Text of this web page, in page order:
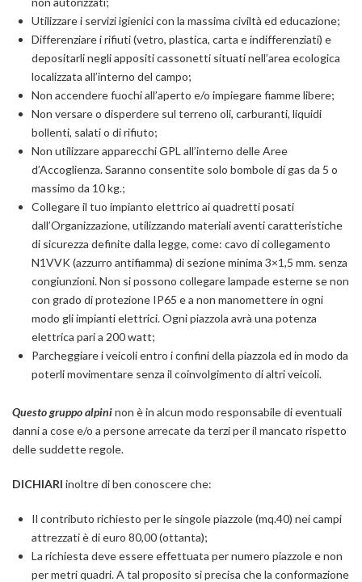
Utilizzare i servizi igienici con la massima civiltà ed educazione;
Differenziare i rifiuti (vetro, plastica, carta e indifferenziati) e
depositarli negli appositi cassonetti situati nell’area ecologica
localizzata all’interno del campo;
Non accendere fuochi all’aperto e/o impiegare fiamme libere;
Non versare o disperdere sul terreno oli, carburanti, liquidi
bollenti, salati o di rifiuto;
Non utilizzare apparecchi GPL all’interno delle Aree
d’Accoglienza. Saranno consentite solo bombole di gas da 5 o
massimo da 10 kg.;
Collegare il tuo impianto elettrico ai quadretti posati
dall’Organizzazione, utilizzando materiali aventi caratteristiche
di sicurezza definite dalla legge, come: cavo di collegamento
N1VVK (azzurro antifiamma) di sezione minima 3×1,5 mm. senza
congiunzioni. Non si possono collegare lampade esterne se non
con grado di protezione IP65 e a non manomettere in ogni
modo gli impianti elettrici. Ogni piazzola avrà una potenza
elettrica pari a 200 watt;
Parcheggiare i veicoli entro i confini della piazzola ed in modo da
poterli movimentare senza il coinvolgimento di altri veicoli.
Questo gruppo alpininon è in alcun modo responsabile di eventuali
danni a cose e/o a persone arrecate da terzi per il mancato rispetto
delle suddette regole.
DICHIARI inoltre di ben conoscere che:
Il contributo richiesto per le singole piazzole (mq.40) nei campi
attrezzati è di euro 80,00 (ottanta);
La richiesta deve essere effettuata per numero piazzole e non
per metri quadri. A tal proposito si precisa che la conformazione